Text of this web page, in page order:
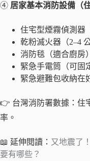
④ 居家基本消防設備（
住宅型煙霧偵測器
乾粉滅火器（2–4
消防毯（適合廚房
緊急手電筒（可固
緊急避難包收納在
👉 台灣消防署數據：住
率。
📖 延伸閱讀： 又地震了
要有哪些？